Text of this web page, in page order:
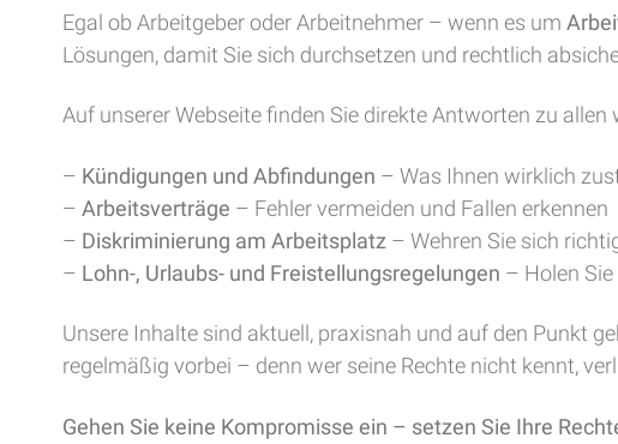
Egal ob Arbeitgeber oder Arbeitnehmer – wenn es um
Lösungen, damit Sie sich durchsetzen und rechtlich
Auf unserer Webseite finden Sie direkte Antworten zu
– Kündigungen und Abfindungen – Was Ihnen wirklich
– Arbeitsverträge – Fehler vermeiden und Fallen erkennen
– Diskriminierung am Arbeitsplatz – Wehren Sie sich
– Lohn-, Urlaubs- und Freistellungsregelungen – Holen
Unsere Inhalte sind aktuell, praxisnah und auf den Punkt
regelmäßig vorbei – denn wer seine Rechte nicht kennt,
Gehen Sie keine Kompromisse ein – setzen Sie Ihre